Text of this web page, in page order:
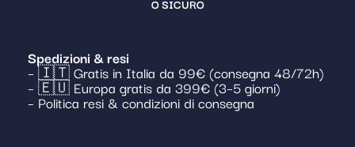
O SICURO
Spedizioni & resi
– 🇮🇹 Gratis in Italia da 99€ (consegna 48/72h)
– 🇪🇺 Europa gratis da 399€ (3–5 giorni)
– Politica resi & condizioni di consegna